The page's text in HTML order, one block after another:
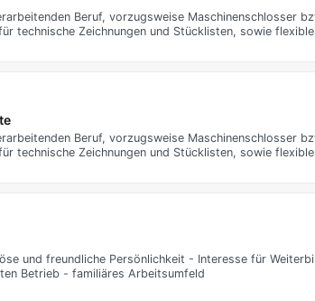
Beruf, vorzugsweise Maschinenschlosser
technische Zeichnungen und Stücklisten, sowie
Beruf, vorzugsweise Maschinenschlosser
technische Zeichnungen und Stücklisten, sowie
und freundliche Persönlichkeit - Interesse für
Betrieb - familiäres Arbeitsumfeld